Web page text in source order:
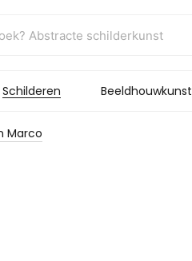
Schilderen Beeldhouwkunst
Marco